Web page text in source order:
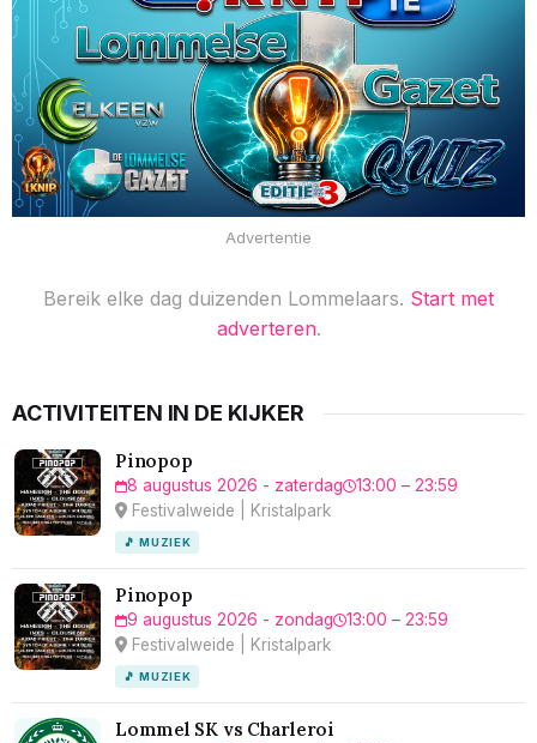
Advertentie
Bereik elke dag duizenden Lommelaars. Start met
adverteren.
ACTIVITEITEN IN DE KIJKER
Pinopop
8 augustus 2026 - zaterdag
13:00 – 23:59
Festivalweide | Kristalpark
🎵 MUZIEK
Pinopop
9 augustus 2026 - zondag
13:00 – 23:59
Festivalweide | Kristalpark
🎵 MUZIEK
Lommel SK vs Charleroi